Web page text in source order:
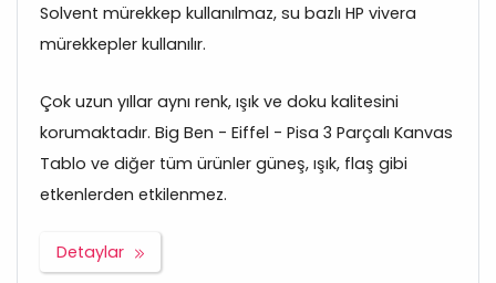
Solvent mürekkep kullanılmaz, su bazlı HP vivera
mürekkepler kullanılır.
Çok uzun yıllar aynı renk, ışık ve doku kalitesini
korumaktadır. Big Ben - Eiffel - Pisa 3 Parçalı Kanvas
Tablo ve diğer tüm ürünler güneş, ışık, flaş gibi
etkenlerden etkilenmez.
Detaylar